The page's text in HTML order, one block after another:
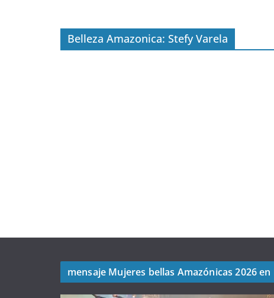
Belleza Amazonica: Stefy Varela
mensaje Mujeres bellas Amazónicas 2026 en